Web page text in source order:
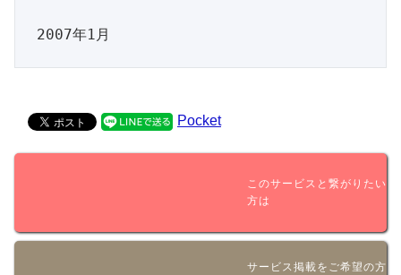
Pocket
このサービスと繋がりたい
方は
サービス掲載をご希望の方